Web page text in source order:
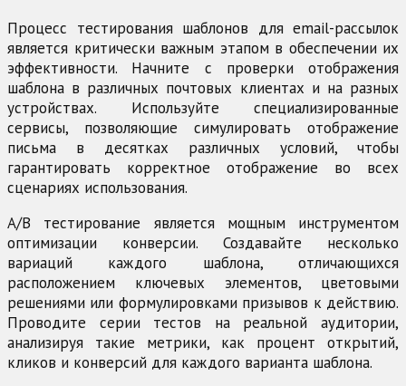
Процесс тестирования шаблонов для email-рассылок
является критически важным этапом в обеспечении их
эффективности. Начните с проверки отображения
шаблона в различных почтовых клиентах и на разных
устройствах. Используйте специализированные
сервисы, позволяющие симулировать отображение
письма в десятках различных условий, чтобы
гарантировать корректное отображение во всех
сценариях использования.
А/В тестирование является мощным инструментом
оптимизации конверсии. Создавайте несколько
вариаций каждого шаблона, отличающихся
расположением ключевых элементов, цветовыми
решениями или формулировками призывов к действию.
Проводите серии тестов на реальной аудитории,
анализируя такие метрики, как процент открытий,
кликов и конверсий для каждого варианта шаблона.